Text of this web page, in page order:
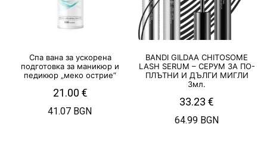
Спа вана за ускорена
подготовка за маникюр и
педикюр „меко острие“
21.00 €
41.07 BGN
BANDI GILDAA CHITOSOME
LASH SERUM – СЕРУМ ЗА ПО-
ПЛЪТНИ И ДЪЛГИ МИГЛИ
3мл.
33.23€
64.99 BGN